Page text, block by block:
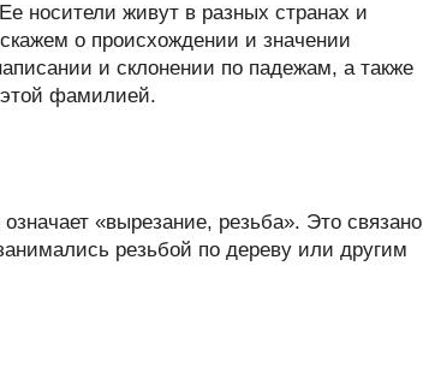
ail р
а
в
носители живут в разных странах и
о происхождении и значении
и склонении по падежам, а также
этой фамилией.
«вырезание, резьба». Это связано
резьбой по дереву или другим